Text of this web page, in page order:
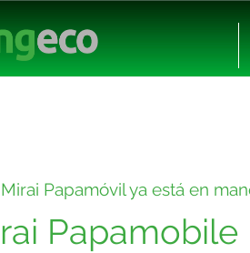
Papamóvil ya está en
Papamobile